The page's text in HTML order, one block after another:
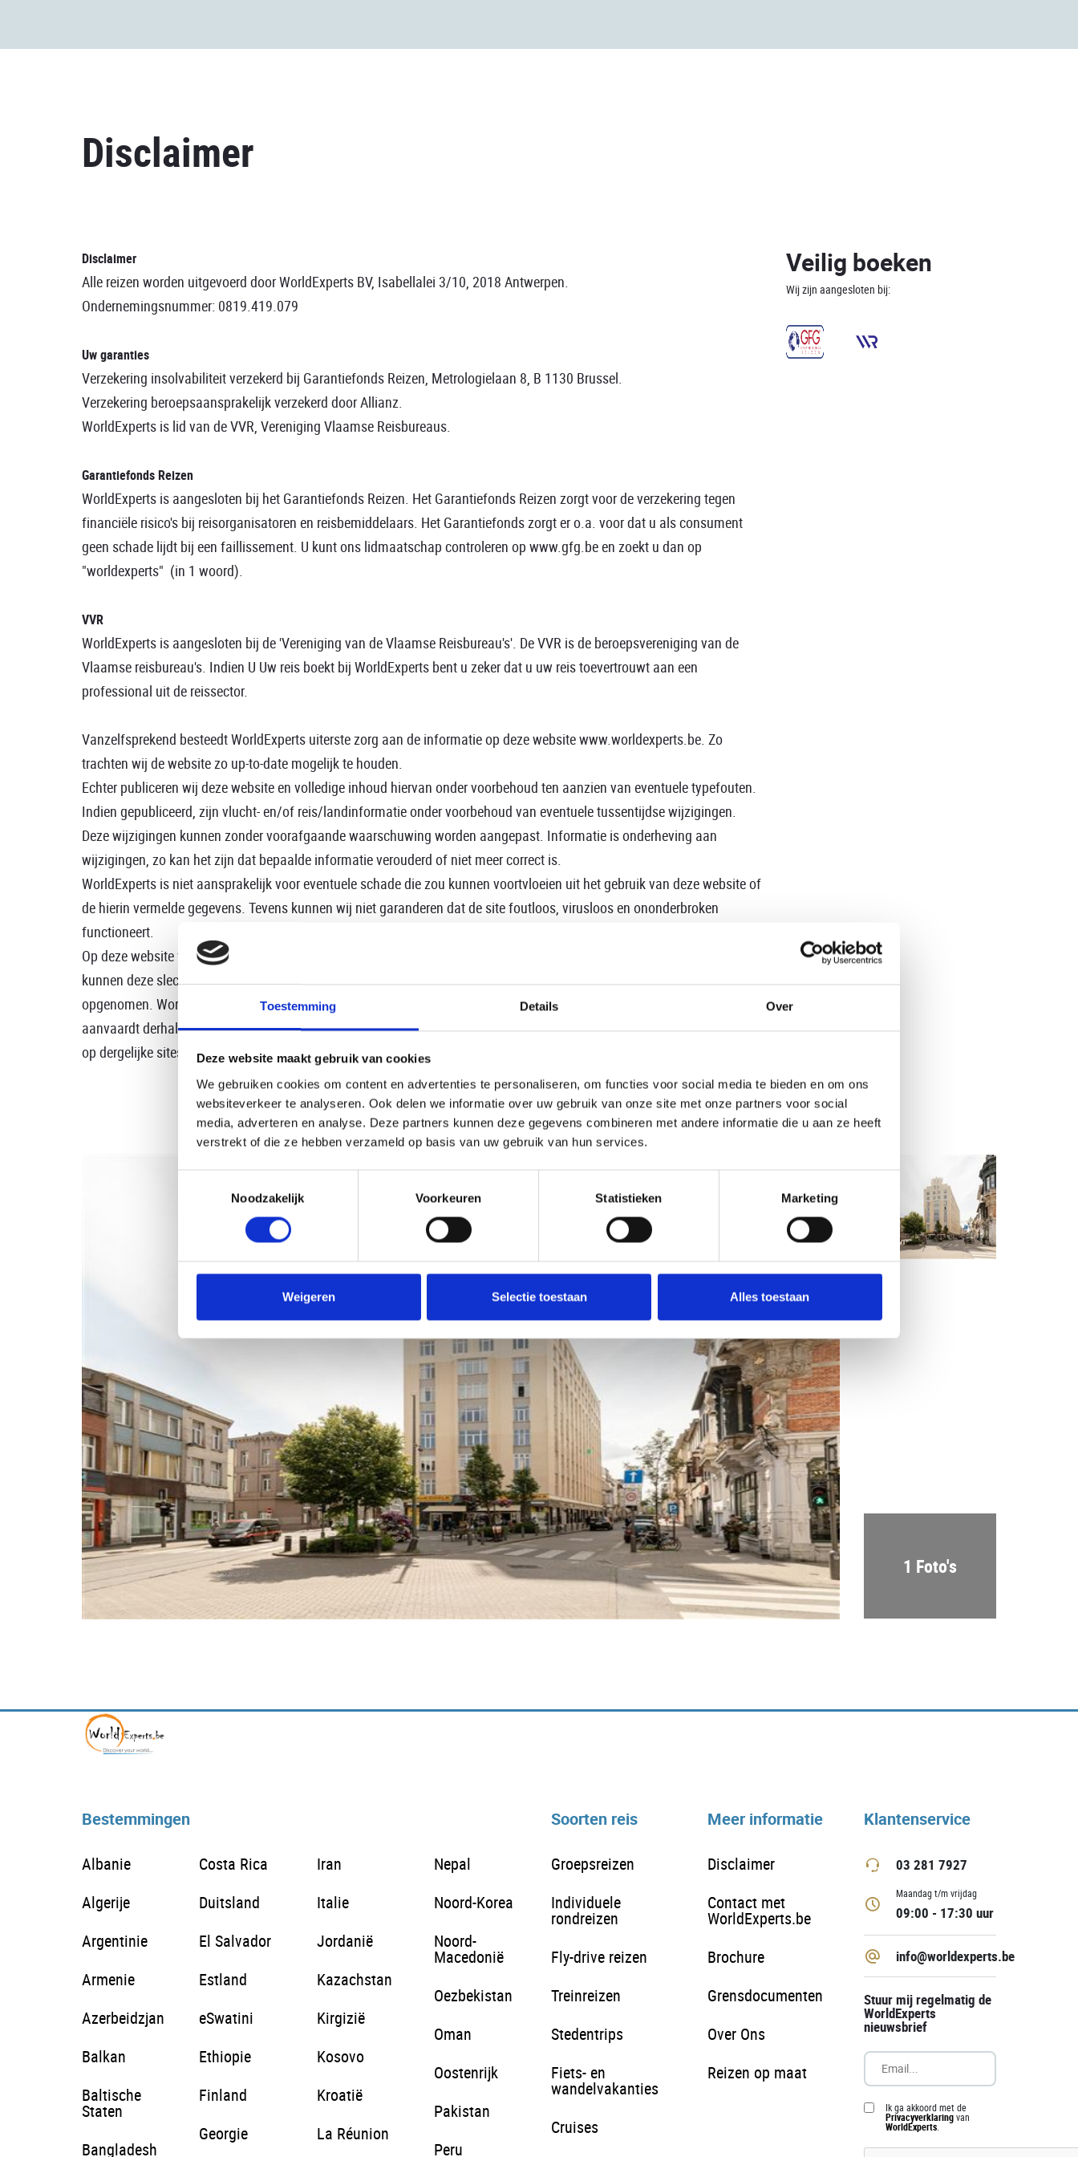
Toestemming Details Over
Deze website maakt gebruik van cookies
We gebruiken cookies om content en advertenties te personaliseren, om functies voor social media te bieden en om ons
websiteverkeer te analyseren. Ook delen we informatie over uw gebruik van onze site met onze partners voor social
media, adverteren en analyse. Deze partners kunnen deze gegevens combineren met andere informatie die u aan ze heeft
verstrekt of die ze hebben verzameld op basis van uw gebruik van hun services.
Noodzakelijk
Voorkeuren Statistieken Marketing
Weigeren Selectie toestaan Alles toestaan
Disclaimer
Disclaimer
Alle reizen worden uitgevoerd door WorldExperts BV, Isabellalei 3/10, 2018 Antwerpen.
Ondernemingsnummer: 0819.419.079
Uw garanties
Verzekering insolvabiliteit verzekerd bij Garantiefonds Reizen, Metrologielaan 8, B 1130 Brussel.
Verzekering beroepsaansprakelijk verzekerd door Allianz.
WorldExperts is lid van de VVR, Vereniging Vlaamse Reisbureaus.
Garantiefonds Reizen
WorldExperts is aangesloten bij het Garantiefonds Reizen. Het Garantiefonds Reizen zorgt voor de verzekering tegen
financiële risico's bij reisorganisatoren en reisbemiddelaars. Het Garantiefonds zorgt er o.a. voor dat u als consument
geen schade lijdt bij een faillissement. U kunt ons lidmaatschap controleren op www.gfg.be en zoekt u dan op
"worldexperts" (in 1 woord).
VVR
WorldExperts is aangesloten bij de 'Vereniging van de Vlaamse Reisbureau's'. De VVR is de beroepsvereniging van de
Vlaamse reisbureau's. Indien U Uw reis boekt bij WorldExperts bent u zeker dat u uw reis toevertrouwt aan een
professional uit de reissector.
Vanzelfsprekend besteedt WorldExperts uiterste zorg aan de informatie op deze website www.worldexperts.be. Zo
trachten wij de website zo up-to-date mogelijk te houden.
Echter publiceren wij deze website en volledige inhoud hiervan onder voorbehoud ten aanzien van eventuele typefouten.
Indien gepubliceerd, zijn vlucht- en/of reis/landinformatie onder voorbehoud van eventuele tussentijdse wijzigingen.
Deze wijzigingen kunnen zonder voorafgaande waarschuwing worden aangepast. Informatie is onderheving aan
wijzigingen, zo kan het zijn dat bepaalde informatie verouderd of niet meer correct is.
WorldExperts is niet aansprakelijk voor eventuele schade die zou kunnen voortvloeien uit het gebruik van deze website of
de hierin vermelde gegevens. Tevens kunnen wij niet garanderen dat de site foutloos, virusloos en ononderbroken
functioneert.
Op deze website vindt u verwijzingen en links naar andere websites of bronnen. Indien u gebruik maakt van deze links
kunnen deze slechts dienen ter ondersteuning. Eventuele links zijn dus slechts ter informatie van de gebruiker van de site
opgenomen. WorldExperts is niet verantwoordelijk voor de informatie, beschikbaarheid of bronnen van deze website en
aanvaardt derhalve geen enkele aansprakelijkheid met betrekking tot de inhoud, advertenties, producten of andere zaken
op dergelijke sites of de gevolgen van het gebruik daarvan.
Veilig boeken
Wij zijn aangesloten bij:
1 Foto's
Bestemmingen
Albanie
Algerije
Argentinie
Armenie
Azerbeidzjan
Balkan
Baltische
Staten
Bangladesh
Costa Rica
Duitsland
El Salvador
Estland
eSwatini
Ethiopie
Finland
Georgie
Iran
Italie
Jordanië
Kazachstan
Kirgizië
Kosovo
Kroatië
La Réunion
Nepal
Noord-Korea
Noord-
Macedonië
Oezbekistan
Oman
Oostenrijk
Pakistan
Peru
Soorten reis
Groepsreizen
Individuele
rondreizen
Fly-drive reizen
Treinreizen
Stedentrips
Fiets- en
wandelvakanties
Cruises
Meer informatie
Disclaimer
Contact met
WorldExperts.be
Brochure
Grensdocumenten
Over Ons
Reizen op maat
Klantenservice
03 281 7927
Maandag t/m vrijdag
09:00 - 17:30 uur
info@worldexperts.be
Stuur mij regelmatig de
WorldExperts
nieuwsbrief
Ik ga akkoord met de
Privacyverklaringvan
WorldExperts